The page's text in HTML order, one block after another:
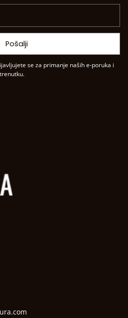
Pošalji
se za primanje naših e-poruka i